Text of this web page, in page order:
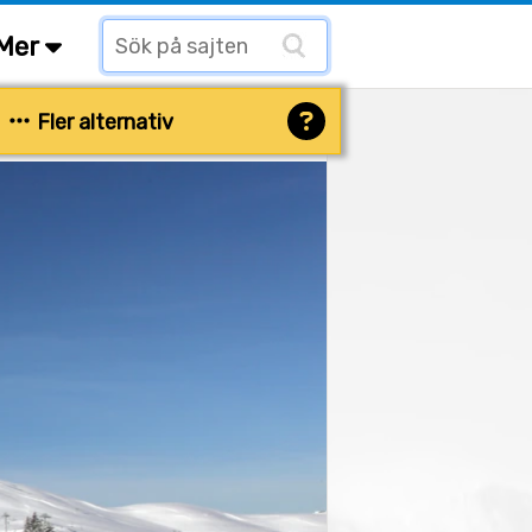
Fler alternativ